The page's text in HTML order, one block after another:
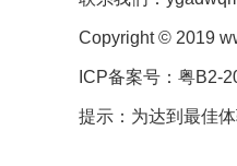
Copyright © 2019
ICP备案号：粤B2-
提示：为达到最佳